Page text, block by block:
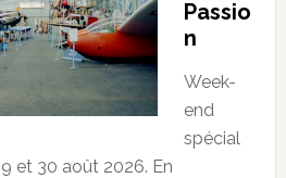
Passio
n
Week-
end
spécial
et 30 août 2026. En